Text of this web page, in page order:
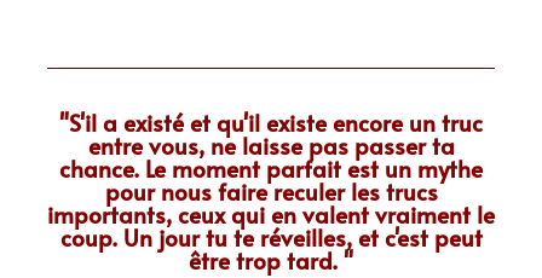
"S'il a existé et qu'il existe encore un truc
entre vous, ne laisse pas passer ta
chance. Le moment parfait est un mythe
pour nous faire reculer les trucs
importants, ceux qui en valent vraiment le
coup. Un jour tu te réveilles, et c'est peut
être trop tard. "